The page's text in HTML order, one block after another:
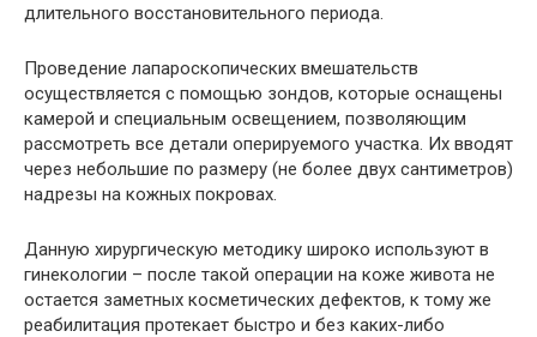
длительного восстановительного периода.
Проведение лапароскопических вмешательств
осуществляется с помощью зондов, которые оснащены
камерой и специальным освещением, позволяющим
рассмотреть все детали оперируемого участка. Их вводят
через небольшие по размеру (не более двух сантиметров)
надрезы на кожных покровах.
Данную хирургическую методику широко используют в
гинекологии – после такой операции на коже живота не
остается заметных косметических дефектов, к тому же
реабилитация протекает быстро и без каких-либо